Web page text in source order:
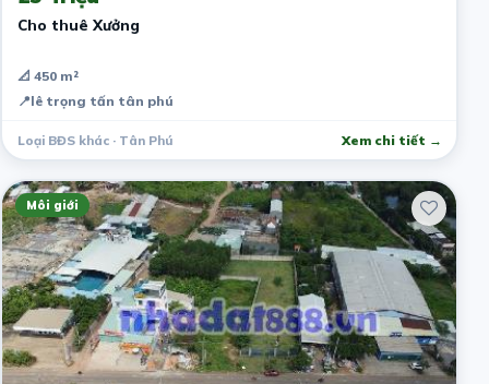
Cho thuê Xưởng
📐 450 m²
📍lê trọng tấn tân phú
Loại BĐS khác · Tân Phú Xem chi tiết →
Môi giới